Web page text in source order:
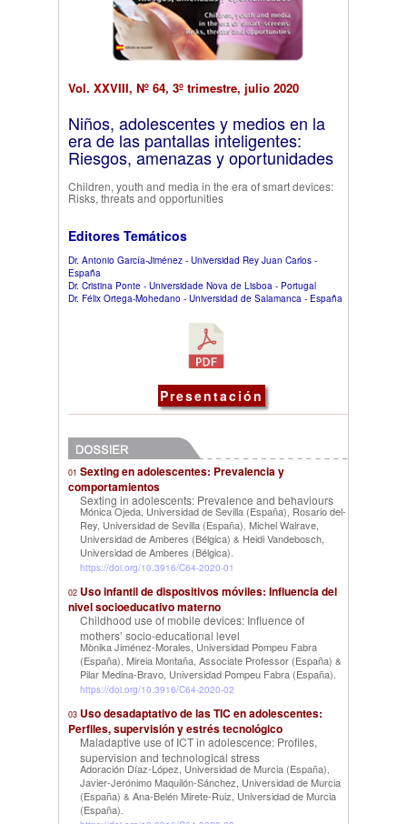
Vol. XXVIII, Nº 64, 3º trimestre, julio 2020
Niños, adolescentes y medios en la
era de las pantallas inteligentes:
Riesgos, amenazas y oportunidades
Children, youth and media in the era of smart devices:
Risks, threats and opportunities
Editores Temáticos
Dr. Antonio García-Jiménez - Universidad Rey Juan Carlos -
España
Dr. Cristina Ponte - Universidade Nova de Lisboa - Portugal
Dr. Félix Ortega-Mohedano - Universidad de Salamanca - España
Presentación
01 Sexting en adolescentes: Prevalencia y
comportamientos
Sexting in adolescents: Prevalence and behaviours
Mónica Ojeda, Universidad de Sevilla (España), Rosario del-
Rey, Universidad de Sevilla (España), Michel Walrave,
Universidad de Amberes (Bélgica) & Heidi Vandebosch,
Universidad de Amberes (Bélgica).
https://doi.org/10.3916/C64-2020-01
02 Uso infantil de dispositivos móviles: Influencia del
nivel socioeducativo materno
Childhood use of mobile devices: Influence of
mothers’ socio-educational level
Mònika Jiménez-Morales, Universidad Pompeu Fabra
(España), Mireia Montaña, Associate Professor (España) &
Pilar Medina-Bravo, Universidad Pompeu Fabra (España).
https://doi.org/10.3916/C64-2020-02
03 Uso desadaptativo de las TIC en adolescentes:
Perfiles, supervisión y estrés tecnológico
Maladaptive use of ICT in adolescence: Profiles,
supervision and technological stress
Adoración Díaz-López, Universidad de Murcia (España),
Javier-Jerónimo Maquilón-Sánchez, Universidad de Murcia
(España) & Ana-Belén Mirete-Ruiz, Universidad de Murcia
(España).